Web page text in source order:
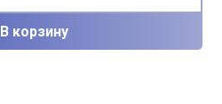
В корзину